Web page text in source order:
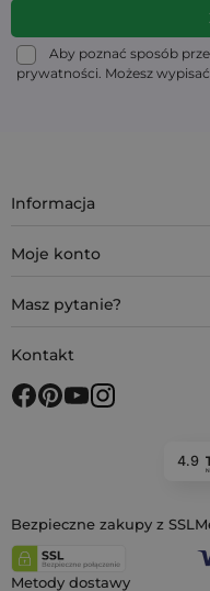
Aby poznać sposób
prywatności. Możesz
Informacja
Moje konto
Masz pytanie?
Kontakt
4.9
Bezpieczne zakupy z SSL
Metody dostawy